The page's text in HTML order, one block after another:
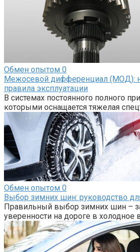
Обмен опытом 0
Межосевой дифференциал (МОД):
правила эксплуатации
В системах постоянного полного
которыми оснащается тяжелая
Обмен опытом 0
Выбор зимних шин: руководство
Правильный выбор зимних шин –
уверенности на дороге в холодное